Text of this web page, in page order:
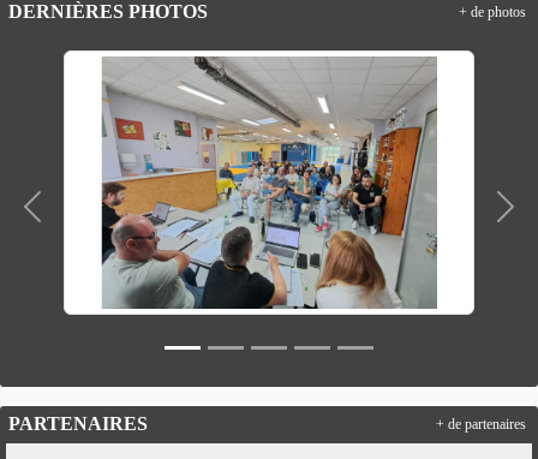
DERNIÈRES PHOTOS
Précedent
+ de photos
PARTENAIRES + de partenaires